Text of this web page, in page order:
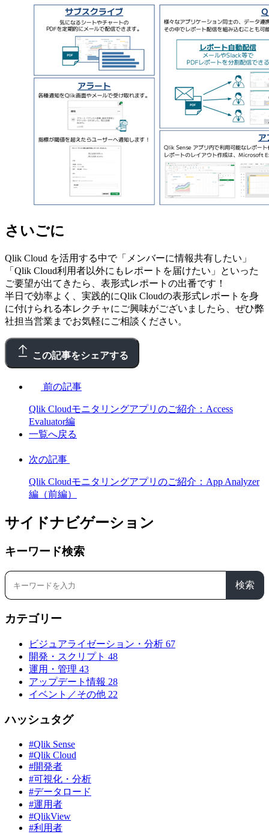
さいごに
Qlik Cloud を活用する中で「メンバーに情報共有したい」
「Qlik Cloud利用者以外にもレポートを届けたい」といった
ご要望が出てきたら、表形式レポートの出番です！
半日で効率よく、実践的にQlik Cloudの表形式レポートを身
に付けられる本レクチャにご興味がございましたら、ぜひ弊
社担当営業までお気軽にご相談ください。
この記事をシェアする
前の記事
Qlik Cloudモニタリングアプリのご紹介：Access
Evaluator編
一覧へ戻る
次の記事
Qlik Cloudモニタリングアプリのご紹介：App Analyzer
編（前編）
サイドナビゲーション
キーワード検索
検索
カテゴリー
ビジュアライゼーション・分析 67
開発・スクリプト 48
運用・管理 43
アップデート情報 28
イベント／その他 22
ハッシュタグ
#Qlik Sense
#Qlik Cloud
#開発者
#可視化・分析
#データロード
#運用者
#QlikView
#利用者